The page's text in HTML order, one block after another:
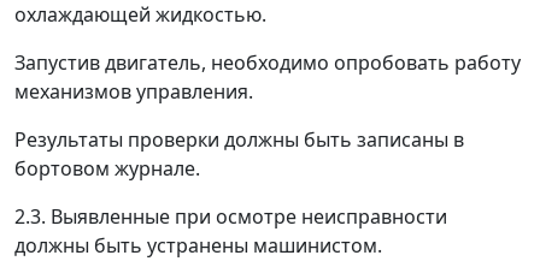
охлаждающей жидкостью.
Запустив двигатель, необходимо опробовать работу
механизмов управления.
Результаты проверки должны быть записаны в
бортовом журнале.
2.3. Выявленные при осмотре неисправности
должны быть устранены машинистом.